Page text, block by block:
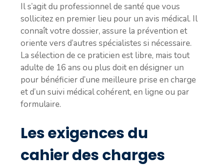
Il s’agit du professionnel de santé que vous
sollicitez en premier lieu pour un avis médical. Il
connaît votre dossier, assure la prévention et
oriente vers d’autres spécialistes si nécessaire.
La sélection de ce praticien est libre, mais tout
adulte de 16 ans ou plus doit en désigner un
pour bénéficier d’une meilleure prise en charge
et d’un suivi médical cohérent, en ligne ou par
formulaire.
Les exigences du
cahier des charges